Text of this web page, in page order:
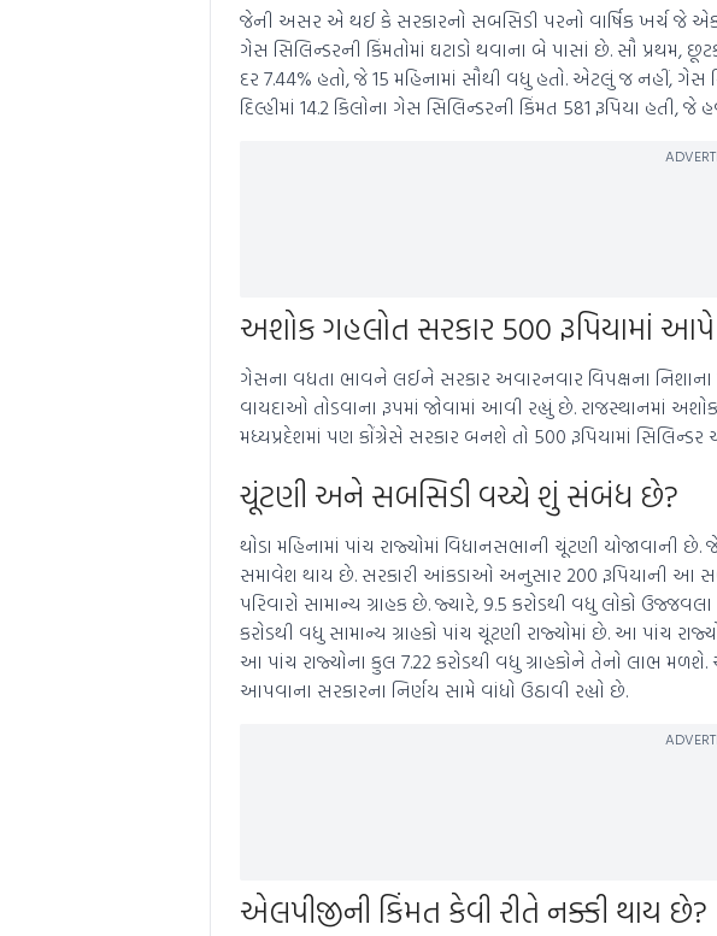
જેની અસર એ થઈ કે સરકારનો સબસિડી પરનો વાર્ષિક ખર્ચ જે
ગેસ સિલિન્ડરની કિંમતોમાં ઘટાડો થવાના બે પાસાં છે. સૌ પ્રથમ,
દર 7.44% હતો, જે 15 મહિનામાં સૌથી વધુ હતો. એટલું જ નહીં,
દિલ્હીમાં 14.2 કિલોના ગેસ સિલિન્ડરની કિંમત 581 રૂપિયા હતી,
અશોક ગહલોત સરકાર 500 રૂપિયામાં
ગેસના વધતા ભાવને લઈને સરકાર અવારનવાર વિપક્ષના
વાયદાઓ તોડવાના રૂપમાં જોવામાં આવી રહ્યું છે. રાજસ્થાનમાં
મધ્યપ્રદેશમાં પણ કોંગ્રેસે સરકાર બનશે તો 500 રૂપિયામાં
ચૂંટણી અને સબસિડી વચ્ચે શું સંબંધ છે?
થોડા મહિનામાં પાંચ રાજ્યોમાં વિધાનસભાની ચૂંટણી યોજાવાની
સમાવેશ થાય છે. સરકારી આંકડાઓ અનુસાર 200 રૂપિયાની આ
પરિવારો સામાન્ય ગ્રાહક છે. જ્યારે, 9.5 કરોડથી વધુ લોકો
કરોડથી વધુ સામાન્ય ગ્રાહકો પાંચ ચૂંટણી રાજ્યોમાં છે. આ પાંચ
આ પાંચ રાજ્યોના કુલ 7.22 કરોડથી વધુ ગ્રાહકોને તેનો લાભ
આપવાના સરકારના નિર્ણય સામે વાંધો ઉઠાવી રહ્યો છે.
એલપીજીની કિંમત કેવી રીતે નક્કી થાય છે?